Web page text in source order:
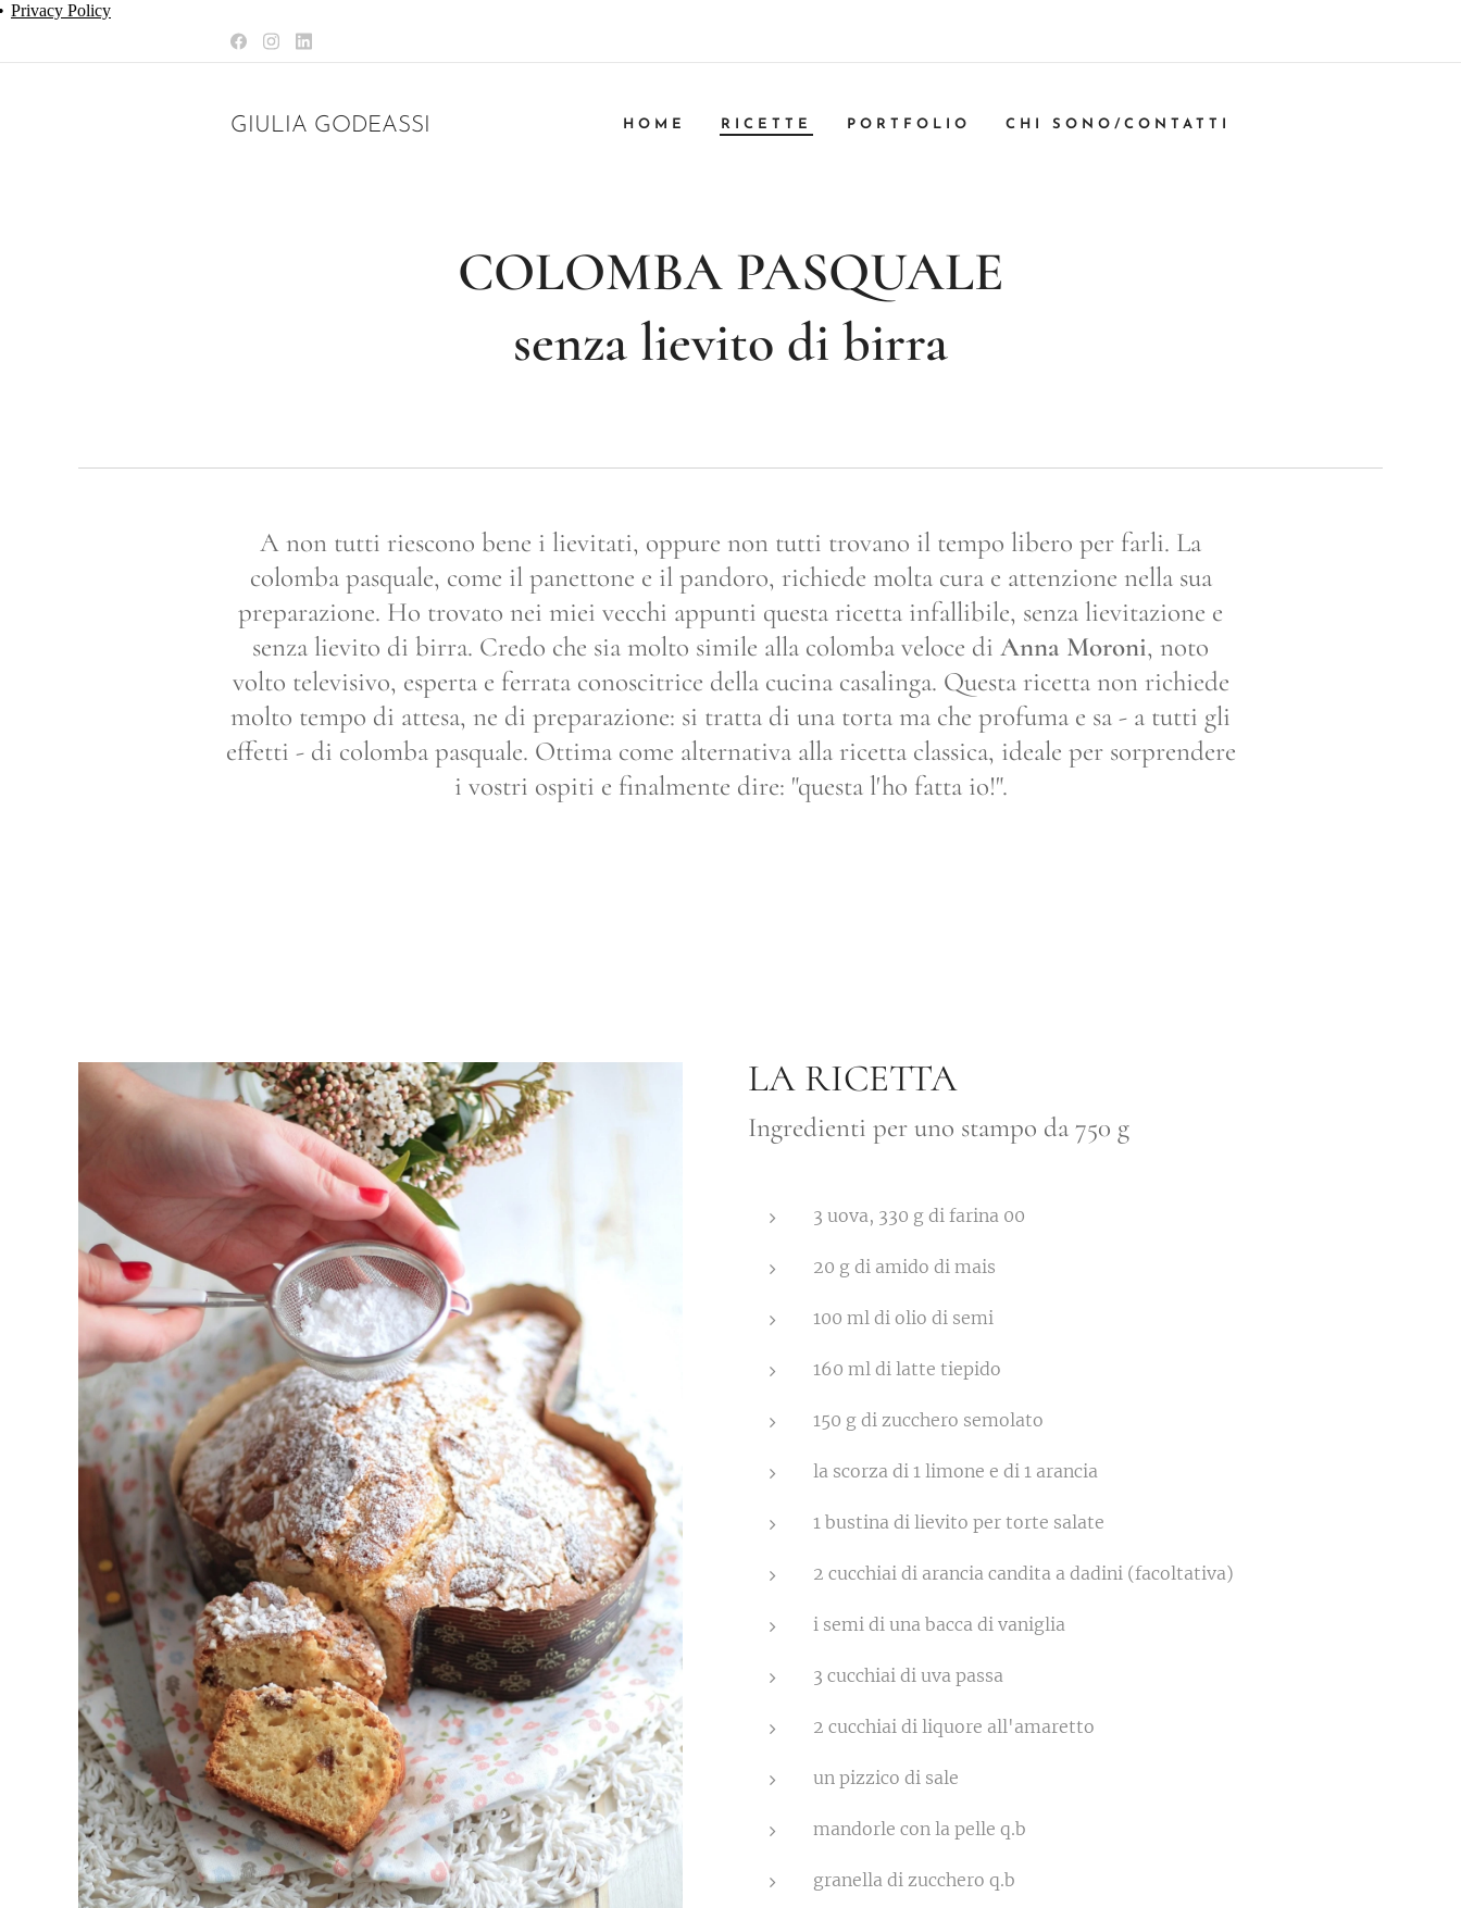
Privacy Policy
GIULIA GODEASSI HOME RICETTE PORTFOLIO CHI SONO/CONTATTI
COLOMBA PASQUALE
senza lievito di birra
A non tutti riescono bene i lievitati, oppure non tutti trovano il tempo libero per farli. La
colomba pasquale, come il panettone e il pandoro, richiede molta cura e attenzione nella sua
preparazione. Ho trovato nei miei vecchi appunti questa ricetta infallibile, senza lievitazione e
senza lievito di birra. Credo che sia molto simile alla colomba veloce di Anna Moroni, noto
volto televisivo, esperta e ferrata conoscitrice della cucina casalinga. Questa ricetta non richiede
molto tempo di attesa, ne di preparazione: si tratta di una torta ma che profuma e sa - a tutti gli
effetti - di colomba pasquale. Ottima come alternativa alla ricetta classica, ideale per sorprendere
i vostri ospiti e finalmente dire: "questa l'ho fatta io!".
LA RICETTA
Ingredienti per uno stampo da 750 g
3 uova, 330 g di farina 00
20 g di amido di mais
100 ml di olio di semi
160 ml di latte tiepido
150 g di zucchero semolato
la scorza di 1 limone e di 1 arancia
1 bustina di lievito per torte salate
2 cucchiai di arancia candita a dadini (facoltativa)
i semi di una bacca di vaniglia
3 cucchiai di uva passa
2 cucchiai di liquore all'amaretto
un pizzico di sale
mandorle con la pelle q.b
granella di zucchero q.b